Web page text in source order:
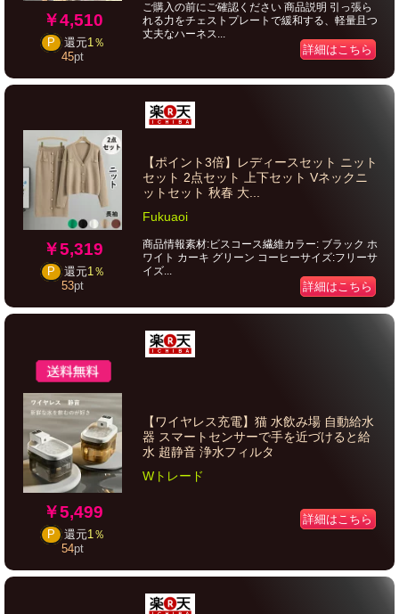
￥4,510
P 還元1％
45pt
ご購入の前にご確認ください 商品説明 引っ張ら
れる力をチェストプレートで緩和する、軽量且つ
丈夫なハーネス...
詳細はこちら
￥5,319
P 還元1％
53pt
【ポイント3倍】レディースセット ニット
セット 2点セット 上下セット Vネックニ
ットセット 秋春 大...
Fukuaoi
商品情報素材:ビスコース繊維カラー: ブラック ホ
ワイト カーキ グリーン コーヒーサイズ:フリーサ
イズ...
詳細はこちら
￥5,499
P 還元1％
54pt
【ワイヤレス充電】猫 水飲み場 自動給水
器 スマートセンサーで手を近づけると給
水 超静音 浄水フィルタ
Wトレード
詳細はこちら